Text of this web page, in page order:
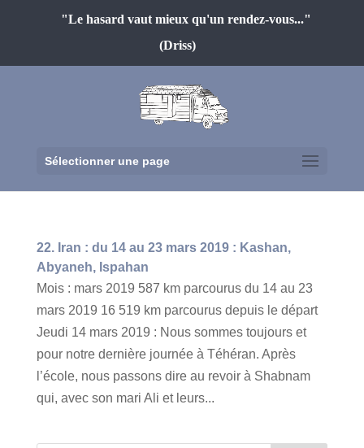
"Le hasard vaut mieux qu'un rendez-vous..."
(Driss)
Sélectionner une page
22. Iran : du 14 au 23 mars 2019 : Kashan,
Abyaneh, Ispahan
Mois : mars 2019 587 km parcourus du 14 au 23
mars 2019 16 519 km parcourus depuis le départ
Jeudi 14 mars 2019 : Nous sommes toujours et
pour notre dernière journée à Téhéran. Après
l’école, nous passons dire au revoir à Shabnam
qui, avec son mari Ali et leurs...